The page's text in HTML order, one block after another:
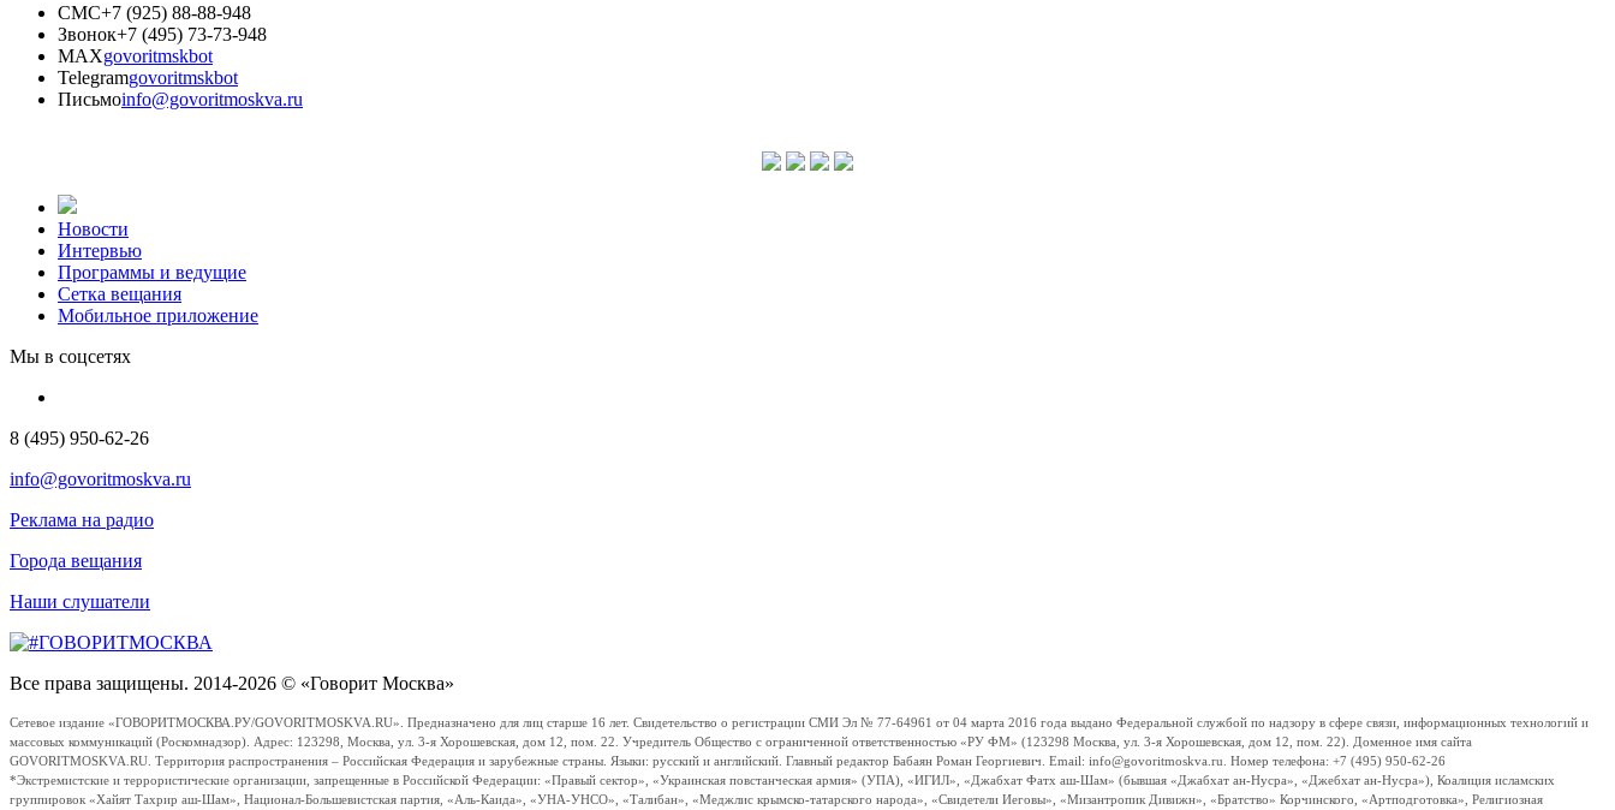
СМС+7 (925) 88-88-948
Звонок+7 (495) 73-73-948
MAXgovoritmskbot
Telegramgovoritmskbot
Письмоinfo@govoritmoskva.ru
Новости
Интервью
Программы и ведущие
Сетка вещания
Мобильное приложение
Мы в соцсетях
8 (495) 950-62-26
info@govoritmoskva.ru
Реклама на радио
Города вещания
Наши слушатели
Все права защищены. 2014-2026 © «Говорит Москва»
Сетевое издание «ГОВОРИТМОСКВА.РУ/GOVORITMOSKVA.RU». Предназначено для лиц старше 16 лет. Свидетельство о регистрации СМИ Эл № 77-64961 от 04 марта 2016 года выдано Федеральной службой по надзору в сфере связи, информационных технологий и
массовых коммуникаций (Роскомнадзор). Адрес: 123298, Москва, ул. 3-я Хорошевская, дом 12, пом. 22. Учредитель Общество с ограниченной ответственностью «РУ ФМ» (123298 Москва, ул. 3-я Хорошевская, дом 12, пом. 22). Доменное имя сайта
GOVORITMOSKVA.RU. Территория распространения – Российская Федерация и зарубежные страны. Языки: русский и английский. Главный редактор Бабаян Роман Георгиевич. Email: info@govoritmoskva.ru. Номер телефона: +7 (495) 950-62-26
*Экстремистские и террористические организации, запрещенные в Российской Федерации: «Правый сектор», «Украинская повстанческая армия» (УПА), «ИГИЛ», «Джабхат Фатх аш-Шам» (бывшая «Джабхат ан-Нусра», «Джебхат ан-Нусра»), Коалиция исламских
группировок «Хайят Тахрир аш-Шам», Национал-Большевистская партия, «Аль-Каида», «УНА-УНСО», «Талибан», «Меджлис крымско-татарского народа», «Свидетели Иеговы», «Мизантропик Дивижн», «Братство» Корчинского, «Артподготовка», Религиозная